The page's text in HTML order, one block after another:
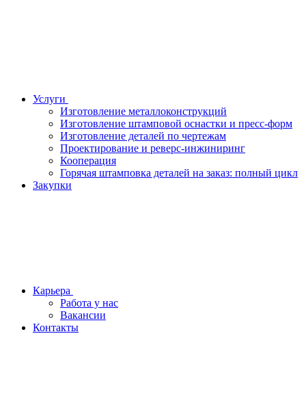
Услуги
Изготовление металлоконструкций
Изготовление штамповой оснастки и пресс-форм
Изготовление деталей по чертежам
Проектирование и реверс-инжиниринг
Кооперация
Горячая штамповка деталей на заказ: полный цикл
Закупки
Карьера
Работа у нас
Вакансии
Контакты